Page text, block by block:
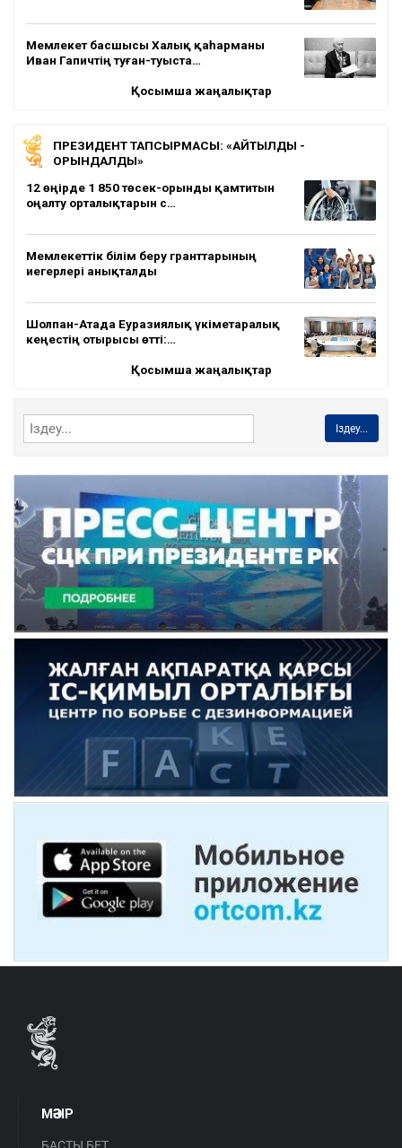
Мемлекет басшысы Халық қаһарманы
Иван Гапичтің туған-туыста…
Қосымша жаңалықтар
ПРЕЗИДЕНТ ТАПСЫРМАСЫ: «АЙТЫЛДЫ -
ОРЫНДАЛДЫ»
12 өңірде 1 850 төсек-орынды қамтитын
оңалту орталықтарын с…
Мемлекеттік білім беру гранттарының
иегерлері анықталды
Шолпан-Атада Еуразиялық үкіметаралық
кеңестің отырысы өтті:…
Қосымша жаңалықтар
Іздеу...
МӘЗІР